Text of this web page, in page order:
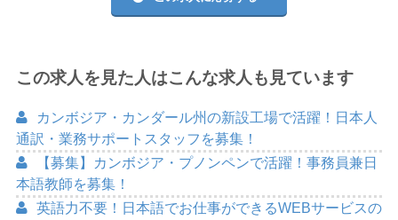
この求人を見た人はこんな求人も見ています
カンボジア・カンダール州の新設工場で活躍！日本人
通訳・業務サポートスタッフを募集！
【募集】カンボジア・プノンペンで活躍！事務員兼日
本語教師を募集！
英語力不要！日本語でお仕事ができるWEBサービスの